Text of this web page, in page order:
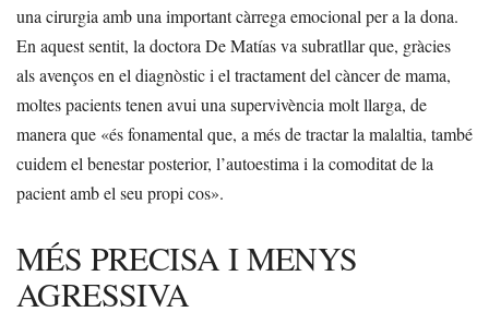
una cirurgia amb una important càrrega emocional per a la dona.
En aquest sentit, la doctora De Matías va subratllar que, gràcies
als avenços en el diagnòstic i el tractament del càncer de mama,
moltes pacients tenen avui una supervivència molt llarga, de
manera que «és fonamental que, a més de tractar la malaltia, també
cuidem el benestar posterior, l’autoestima i la comoditat de la
pacient amb el seu propi cos».
MÉS PRECISA I MENYS
AGRESSIVA